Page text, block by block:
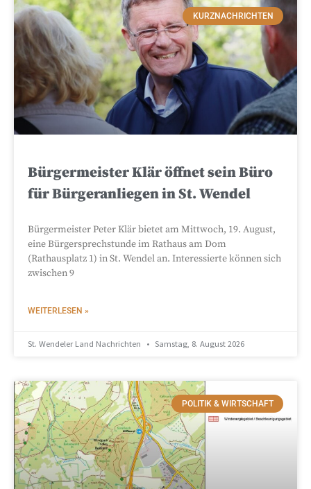
KURZNACHRICHTEN
Bürgermeister Klär öffnet sein Büro
für Bürgeranliegen in St. Wendel
Bürgermeister Peter Klär bietet am Mittwoch, 19. August,
eine Bürgersprechstunde im Rathaus am Dom
(Rathausplatz 1) in St. Wendel an. Interessierte können sich
zwischen 9
WEITERLESEN »
St. Wendeler Land Nachrichten Samstag, 8. August 2026
POLITIK & WIRTSCHAFT